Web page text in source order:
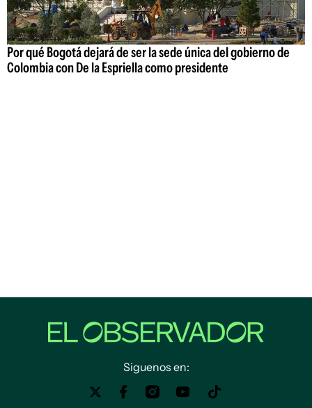
Por qué Bogotá dejará de ser la sede única del gobierno de
Colombia con De la Espriella como presidente
Siguenos en: